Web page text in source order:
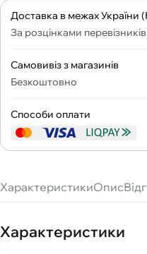
Доставка в межах України
За розцінками перевізників
Самовивіз з магазинів
Безкоштовно
Способи оплати
ХарактеристикиОпис
Характеристики